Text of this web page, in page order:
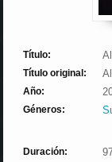
Título:
Título original:
Año:
Géneros:
Duración: